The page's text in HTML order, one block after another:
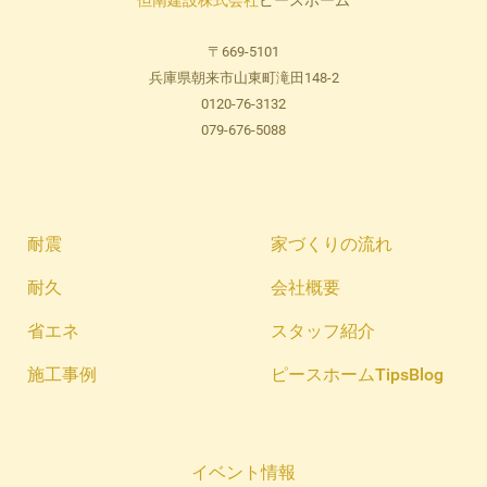
〒669-5101
兵庫県朝来市山東町滝田148-2
0120-76-3132
079-676-5088
耐震
耐久
省エネ
施工事例
家づくりの流れ
会社概要
スタッフ紹介
ピースホームTipsBlog
イベント情報